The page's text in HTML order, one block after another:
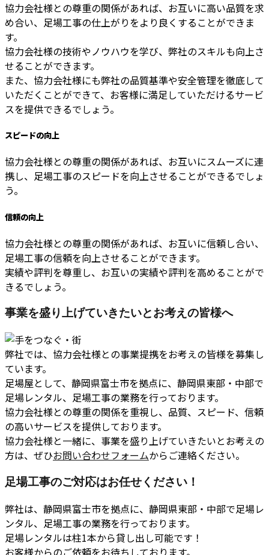
協力会社様との尊重の関係があれば、お互いに高い品質を求
め合い、足場工事の仕上がりをより良くすることができま
す。
協力会社様の技術やノウハウを学び、弊社のスキルも向上さ
せることができます。
また、協力会社様にも弊社の品質基準や安全管理を徹底して
いただくことができて、お客様に満足していただけるサービ
スを提供できるでしょう。
スピードの向上
協力会社様との尊重の関係があれば、お互いにスムーズに連
携し、足場工事のスピードを向上させることができるでしょ
う。
信頼の向上
協力会社様との尊重の関係があれば、お互いに信頼し合い、
足場工事の信頼を向上させることができます。
実績や評判を尊重し、お互いの実績や評判を高めることがで
きるでしょう。
事業を盛り上げていきたいとお考えの皆様へ
弊社では、協力会社様との事業提携をお考えの皆様を募集し
ています。
足場屋として、静岡県富士市を拠点に、静岡県東部・中部で
足場レンタル、足場工事の業務を行っております。
協力会社様との尊重の関係を重視し、品質、スピード、信頼
の高いサービスを提供しております。
協力会社様と一緒に、事業を盛り上げていきたいとお考えの
方は、ぜひお問い合わせフォームからご連絡ください。
足場工事のご対応はお任せください！
弊社は、静岡県富士市を拠点に、静岡県東部・中部で足場レ
ンタル、足場工事の業務を行っております。
足場レンタルは柱1本から貸し出し可能です！
お客様からのご依頼をお待ちしております。